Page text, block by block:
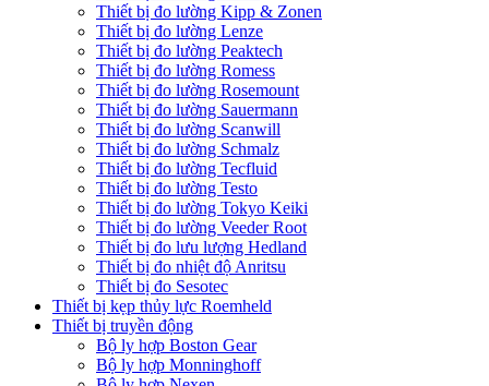
Thiết bị đo lường Kipp & Zonen
Thiết bị đo lường Lenze
Thiết bị đo lường Peaktech
Thiết bị đo lường Romess
Thiết bị đo lường Rosemount
Thiết bị đo lường Sauermann
Thiết bị đo lường Scanwill
Thiết bị đo lường Schmalz
Thiết bị đo lường Tecfluid
Thiết bị đo lường Testo
Thiết bị đo lường Tokyo Keiki
Thiết bị đo lường Veeder Root
Thiết bị đo lưu lượng Hedland
Thiết bị đo nhiệt độ Anritsu
Thiết bị đo Sesotec
Thiết bị kẹp thủy lực Roemheld
Thiết bị truyền động
Bộ ly hợp Boston Gear
Bộ ly hợp Monninghoff